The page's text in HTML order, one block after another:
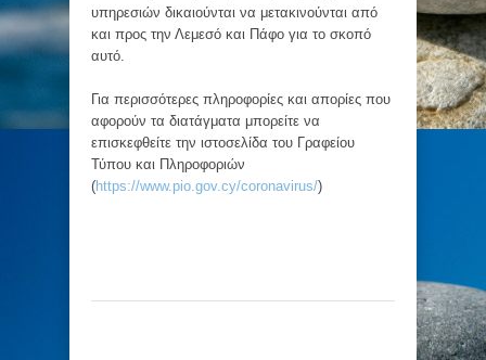
υπηρεσιών δικαιούνται να μετακινούνται από
και προς την Λεμεσό και Πάφο για το σκοπό
αυτό.
Για περισσότερες πληροφορίες και απορίες που
αφορούν τα διατάγματα μπορείτε να
επισκεφθείτε την ιστοσελίδα του Γραφείου
Τύπου και Πληροφοριών
(https://www.pio.gov.cy/coronavirus/)